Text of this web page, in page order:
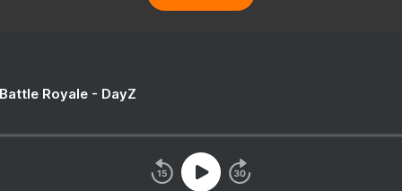
Royale - DayZ